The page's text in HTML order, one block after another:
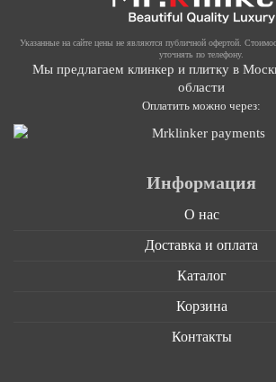
Указанные на сайте цены не являются публичной офертой.
уточнять по телефону.
Мы предлагаем клинкер и плитку в
области
Оплатить можно через:
Информация
О нас
Доставка и оплата
Каталог
Корзина
Контакты